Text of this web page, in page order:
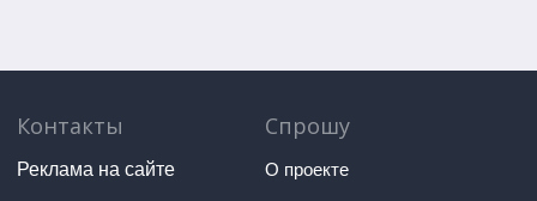
Контакты
Реклама на сайте
Спрошу
О проекте